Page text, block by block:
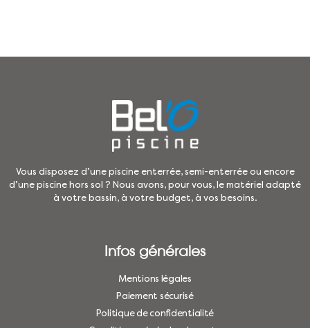
Vous disposez d’une piscine enterrée, semi-enterrée ou encore
d’une piscine hors sol ? Nous avons, pour vous, le matériel adapté
à votre bassin, à votre budget, à vos besoins.
Infos générales
Mentions légales
Paiement sécurisé
Politique de confidentialité